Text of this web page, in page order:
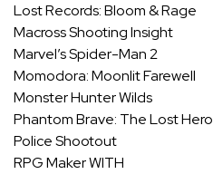
Lost Records: Bloom & Rage
Macross Shooting Insight
Marvel’s Spider-Man 2
Momodora: Moonlit Farewell
Monster Hunter Wilds
Phantom Brave: The Lost Hero
Police Shootout
RPG Maker WITH